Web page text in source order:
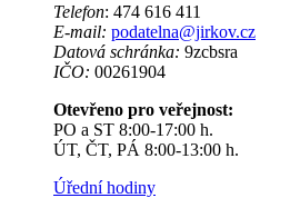
Telefon: 474 616 411
E-mail: podatelna@jirkov.cz
Datová schránka: 9zcbsra
IČO: 00261904
Otevřeno pro veřejnost:
PO a ST 8:00-17:00 h.
ÚT, ČT, PÁ 8:00-13:00 h.
Úřední hodiny